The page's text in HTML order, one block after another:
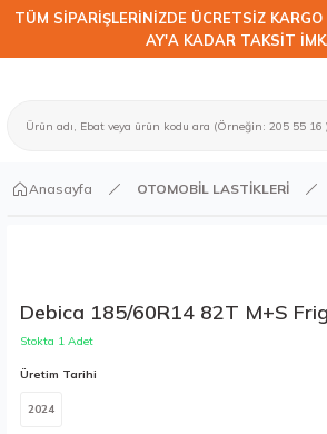
TÜM SİPARİŞLERİNİZDE ÜCRETSİZ
AY'A KADAR TAKSİT
Anasayfa OTOMOBİL LASTİKLERİ
Debica 185/60R14 82T M+S
Stokta 1 Adet
Üretim Tarihi
2024